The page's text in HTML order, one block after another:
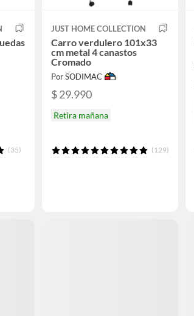
(35)
JUST HOME COLLECTION
Carro verdulero 101x33
cm metal 4 canastos
Cromado
Por SODIMAC
$ 29.990
Retira mañana
(129)